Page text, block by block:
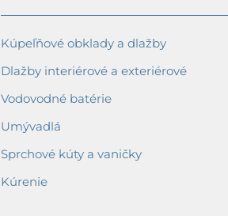
Kúpeľňové obklady a dlažby
Dlažby interiérové a exteriérové
Vodovodné batérie
Umývadlá
Sprchové kúty a vaničky
Kúrenie